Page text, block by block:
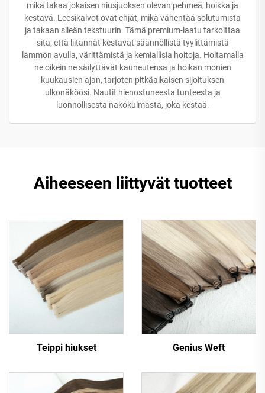
mikä takaa jokaisen hiusjuoksen olevan pehmeä, hoikka ja
kestävä. Leesikalvot ovat ehjät, mikä vähentää solutumista
ja takaan sileän tekstuurin. Tämä premium-laatu tarkoittaa
sitä, että liitännät kestävät säännöllistä tyylittämistä
lämmön avulla, värittämistä ja kemiallisia hoitoja. Hoitamalla
ne oikein ne säilyttävät kauneutensa ja hoikan monien
kuukausien ajan, tarjoten pitkäaikaisen sijoituksen
ulkonäköösi. Nautit hienostuneesta tunteesta ja
luonnollisesta näkökulmasta, joka kestää.
Aiheeseen liittyvät tuotteet
Teippi hiukset Genius Weft